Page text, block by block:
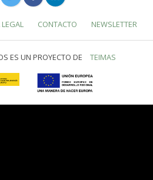
CONTACTO NEWSLETTER
ES UN PROYECTO DE TEIMAS